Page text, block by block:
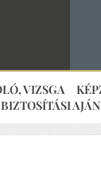
VIZSGA
BIZTOSÍTÁSI